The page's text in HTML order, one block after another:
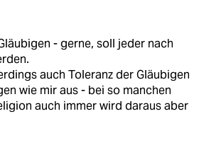
- gerne, soll jeder nach
auch Toleranz der Gläubigen
wie mir aus - bei so manchen
auch immer wird daraus aber